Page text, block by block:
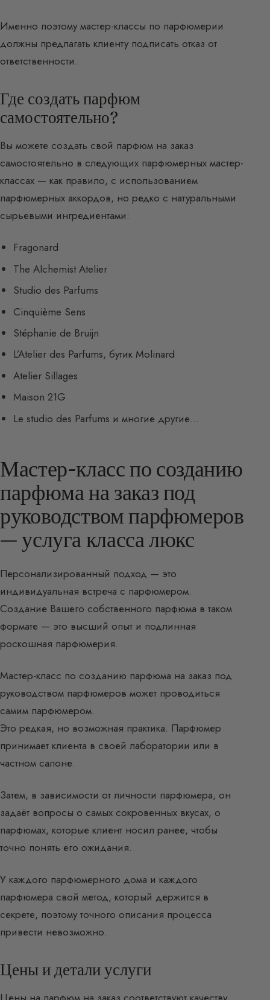
Именно поэтому мастер-классы по парфюмерии
должны предлагать клиенту подписать отказ от
ответственности.
Где создать парфюм
самостоятельно?
Вы можете создать свой парфюм на заказ
самостоятельно в следующих парфюмерных мастер-
классах — как правило, с использованием
парфюмерных аккордов, но редко с натуральными
сырьевыми ингредиентами:
Fragonard
The Alchemist Atelier
Studio des Parfums
Cinquième Sens
Stéphanie de Bruijn
L’Atelier des Parfums, бутик Molinard
Atelier Sillages
Maison 21G
Le studio des Parfums и многие другие…
Мастер-класс по созданию
парфюма на заказ под
руководством парфюмеров
— услуга класса люкс
Персонализированный подход — это
индивидуальная встреча с парфюмером.
Создание Вашего собственного парфюма в таком
формате — это высший опыт и подлинная
роскошная парфюмерия.
Мастер-класс по созданию парфюма на заказ под
руководством парфюмеров может проводиться
самим парфюмером.
Это редкая, но возможная практика. Парфюмер
принимает клиента в своей лаборатории или в
частном салоне.
Затем, в зависимости от личности парфюмера, он
задаёт вопросы о самых сокровенных вкусах, о
парфюмах, которые клиент носил ранее, чтобы
точно понять его ожидания.
У каждого парфюмерного дома и каждого
парфюмера свой метод, который держится в
секрете, поэтому точного описания процесса
привести невозможно.
Цены и детали услуги